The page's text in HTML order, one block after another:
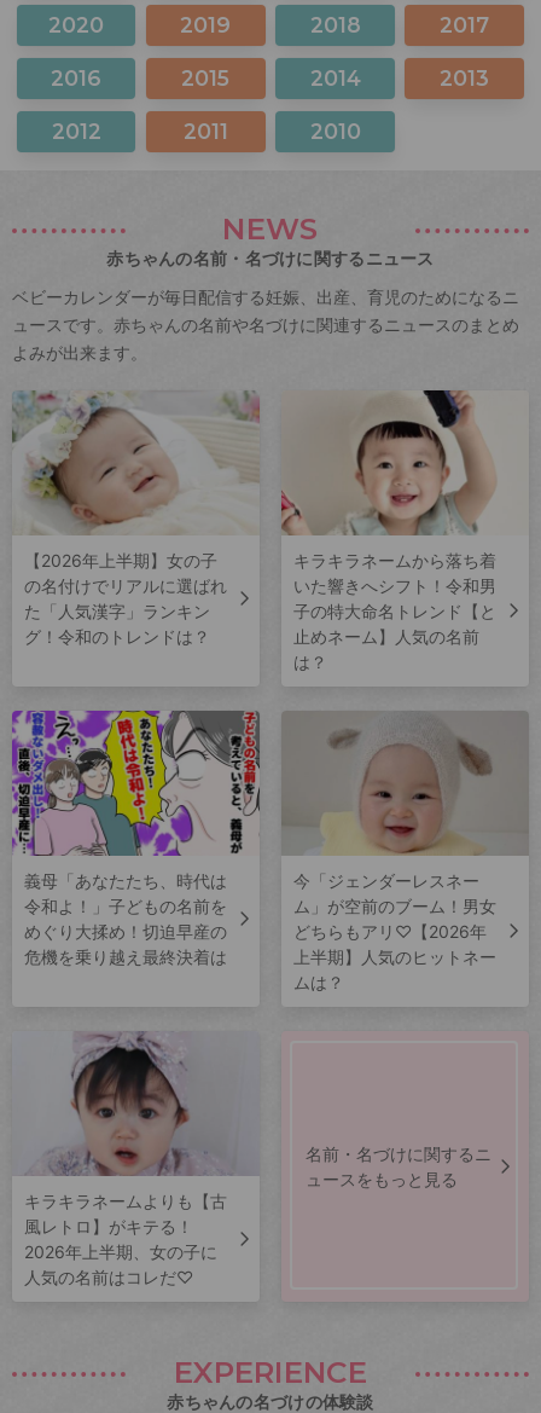
2020 2019 2018 2017
2016 2015 2014 2013
2012 2011 2010
NEWS
赤ちゃんの名前・名づけに関するニュース
ベビーカレンダーが毎日配信する妊娠、出産、育児のためになるニ
ュースです。赤ちゃんの名前や名づけに関連するニュースのまとめ
よみが出来ます。
【2026年上半期】女の子
の名付けでリアルに選ばれ
た「人気漢字」ランキン
グ！令和のトレンドは？
キラキラネームから落ち着
いた響きへシフト！令和男
子の特大命名トレンド【と
止めネーム】人気の名前
は？
義母「あなたたち、時代は
令和よ！」子どもの名前を
めぐり大揉め！切迫早産の
危機を乗り越え最終決着は
今「ジェンダーレスネー
ム」が空前のブーム！男女
どちらもアリ♡【2026年
上半期】人気のヒットネー
ムは？
キラキラネームよりも【古
風レトロ】がキテる！
2026年上半期、女の子に
人気の名前はコレだ♡
名前・名づけに関するニ
ュースをもっと見る
EXPERIENCE
赤ちゃんの名づけの体験談